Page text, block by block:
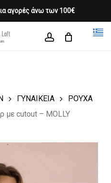
αγορές άνω των 100€
CLOSE
CART
ΓΥΝΑΙΚΕΙΑ
ΡΟΥΧΑ
με cutout – MOLLY
Close